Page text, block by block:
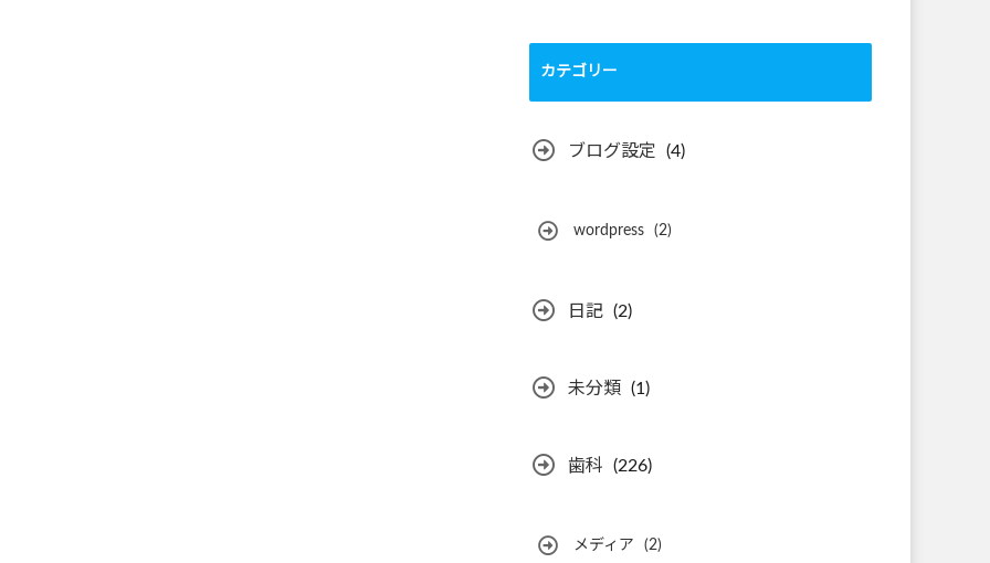
カテゴリー
ブログ設定 (4)
wordpress (2)
日記 (2)
未分類 (1)
歯科 (226)
メディア (2)